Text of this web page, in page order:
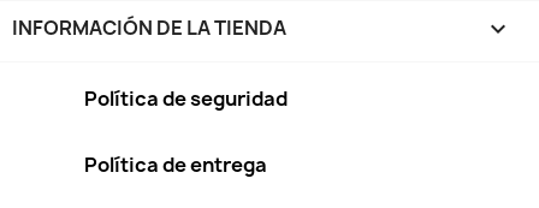
INFORMACIÓN DE LA TIENDA keyboard_arrow_down
Política de seguridad
Política de entrega